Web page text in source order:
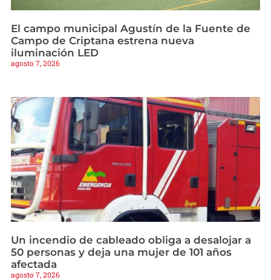
El campo municipal Agustín de la Fuente de
Campo de Criptana estrena nueva
iluminación LED
agosto 7, 2026
Un incendio de cableado obliga a desalojar a
50 personas y deja una mujer de 101 años
afectada
agosto 7, 2026